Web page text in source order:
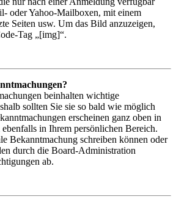
oder Yahoo-Mailboxen, mit einem
Seiten usw. Um das Bild anzuzeigen,
Tag „[img]“.
beinhalten wichtige
sollten Sie sie so bald wie möglich
erscheinen ganz oben in
in Ihrem persönlichen Bereich.
Bekanntmachung schreiben können oder
durch die Board-Administration
ab.